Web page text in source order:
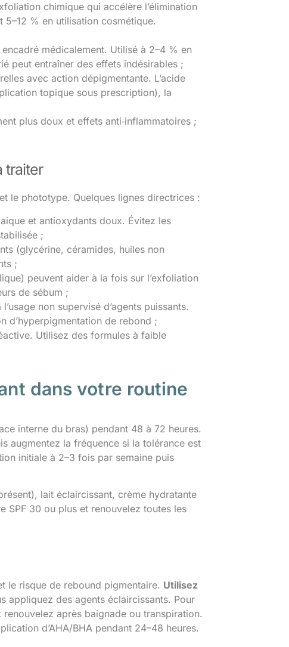
chimique qui accélère l’élimination
% en utilisation cosmétique.
médicalement. Utilisé à 2–4 % en
peut entraîner des effets indésirables ;
avec action dépigmentante. L’acide
topique sous prescription), la
plus doux et effets anti‑inflammatoires ;
traiter
le phototype. Quelques lignes directrices :
et antioxydants doux. Évitez les
;
(glycérine, céramides, huiles non
;
peuvent aider à la fois sur l’exfoliation
de sébum ;
non supervisé d’agents puissants.
d’hyperpigmentation de rebond ;
Utilisez des formules à faible
dans votre routine
interne du bras) pendant 48 à 72 heures.
augmentez la fréquence si la tolérance est
initiale à 2–3 fois par semaine puis
lait éclaircissant, crème hydratante
SPF 30 ou plus et renouvelez toutes les
le risque de rebound pigmentaire. Utilisez
appliquez des agents éclaircissants. Pour
après baignade ou transpiration.
d’AHA/BHA pendant 24–48 heures.